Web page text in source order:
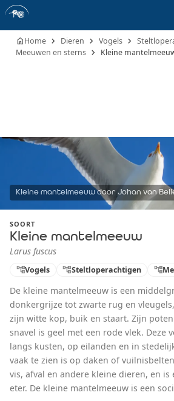
homeHome chevron_right Dieren chevron_right Vogels chevron_right
Meeuwen en sterns chevron_right Kleine
SOORT
Kleine mantelmeeuw
Larus fuscus
account_treeVogels account_treeSteltloperachtigen account_tree
De kleine mantelmeeuw is een
donkergrijze tot zwarte rug en
zijn witte kop, buik en staart. Zijn
snavel is geel met een rode vlek. Deze
langs kusten, op eilanden en in
vaak te zien is op daken of
vis, afval en andere kleine dieren, en
eter. De kleine mantelmeeuw is een
Kleine mantelmeeuw door Johan van